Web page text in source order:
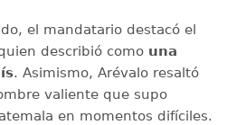
el mandatario destacó el
describió comouna
. Asimismo, Arévalo resaltó
valiente que supo
en momentos difíciles.